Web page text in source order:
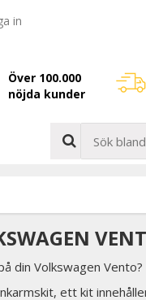
in
Över 100.000
nöjda kunder
din Volkswagen Vento?
ett kit